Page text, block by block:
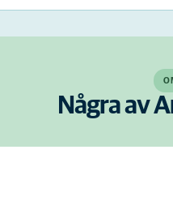
Några av